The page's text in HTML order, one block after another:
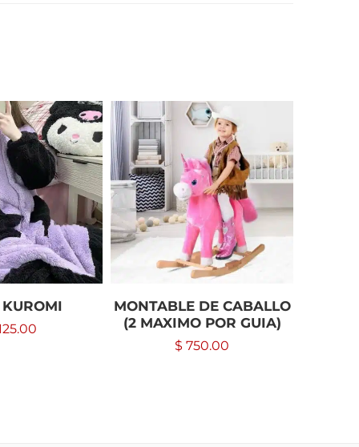
MONTABLE DE CABALLO
(2 MAXIMO POR GUIA)
$ 750.00